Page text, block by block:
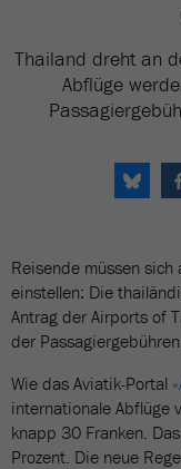
Thailand dreht an
Abflüge
Reisende müssen
einstellen: Die
Antrag der Airports of
der
Wie das Aviatik-Portal
internationale Abflüge
knapp 30 Franken.
Prozent. Die neue